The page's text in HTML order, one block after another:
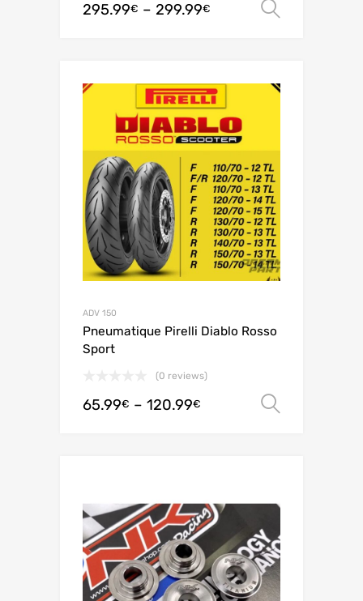
295.99€ – 299.99€
ADV 150
Pneumatique Pirelli Diablo Rosso
Sport
(0 reviews)
65.99€ – 120.99€